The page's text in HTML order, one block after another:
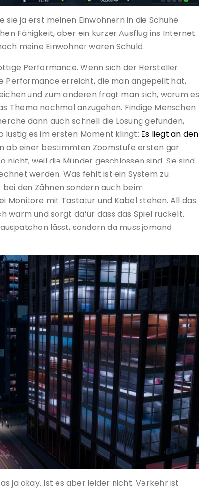
ja erst meinen Einwohnern in die Schuhe
Fähigkeit, aber ein kurzer Ausflug ins Internet
meine Einwohner waren Schuld.
Performance. Wenn sich der Hersteller
Performance erreicht, die man angepeilt hat,
und zum anderen fragt man sich, warum es
nochmal anzugehen. Findige Menschen
dann auch schnell die Lösung gefunden,
lustig es im ersten Moment klingt: Es liegt an den
ab einer bestimmten Zoomstufe ersten gar
weil die Münder geschlossen sind. Sie sind
werden. Was fehlt ist ein System zu
den Zähnen sondern auch beim
Monitore mit Tastatur und Kabel stehen. All das
warm und sorgt dafür dass das Spiel ruckelt.
lässt, sondern da muss jemand
ja okay. Ist es aber leider nicht. Verkehr ist